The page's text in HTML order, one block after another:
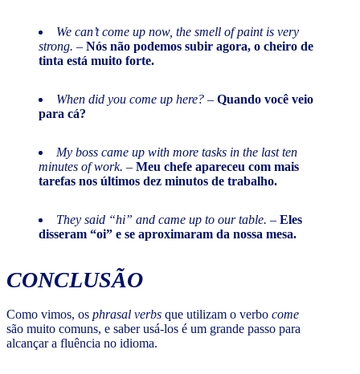
We can’t come up now, the smell of paint is very
strong. – Nós não podemos subir agora, o cheiro de
tinta está muito forte.
When did you come up here? – Quando você veio
para cá?
My boss came up with more tasks in the last ten
minutes of work. – Meu chefe apareceu com mais
tarefas nos últimos dez minutos de trabalho.
They said “hi” and came up to our table. – Eles
disseram “oi” e se aproximaram da nossa mesa.
CONCLUSÃO
Como vimos, os phrasal verbs que utilizam o verbo come
são muito comuns, e saber usá-los é um grande passo para
alcançar a fluência no idioma.